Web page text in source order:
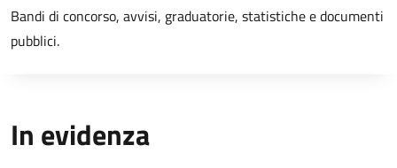
Bandi di concorso, avvisi, graduatorie, statistiche e documenti
pubblici.
In evidenza